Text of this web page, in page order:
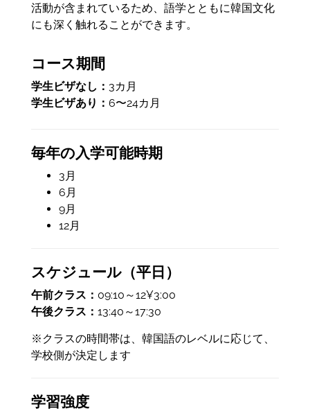
活動が含まれているため、語学とともに韓国文化
にも深く触れることができます。
コース期間
学生ビザなし： 3カ月
学生ビザあり： 6〜24カ月
毎年の入学可能時期
3月
6月
9月
12月
スケジュール（平日）
午前クラス： 09:10～12¥3:00
午後クラス： 13:40～17:30
※クラスの時間帯は、韓国語のレベルに応じて、
学校側が決定します
学習強度